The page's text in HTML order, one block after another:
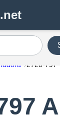
2720-797